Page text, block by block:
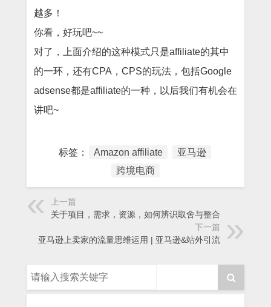
越多！
你看，好玩吧~~
对了，上面介绍的这种模式只是affiliate的其中
的一环，还有CPA，CPS的玩法，包括Google
adsense都是affiliate的一种，以后我们有机会在
讲吧~
标签： Amazon affiliate
亚马逊
跨境电商
上一篇
关于项目，需求，资源，如何辨识取舍与整合
下一篇
亚马逊上卖家的流量思维运用 | 亚马逊&站外引流